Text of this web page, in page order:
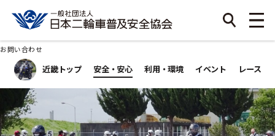
近畿トップ 安全・安心 利用・環境 イベント レース
お問い合わせ